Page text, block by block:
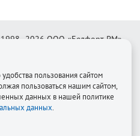
ООО «Белфорт-РМ»
пользования сайтом
пользоваться нашим сайтом,
данных в нашей политике
данных